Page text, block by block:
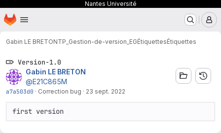
Nantes Université
Passer au contenu principal
Page d'accueil
Gabin LE BRETONTP_Gestion-de-version_EGÉtiquettesÉtiquettes
Version-1.0
Gabin LE BRETON
@E21C865M
a7a503d0 · Correction bug · 23 sept. 2022
first version